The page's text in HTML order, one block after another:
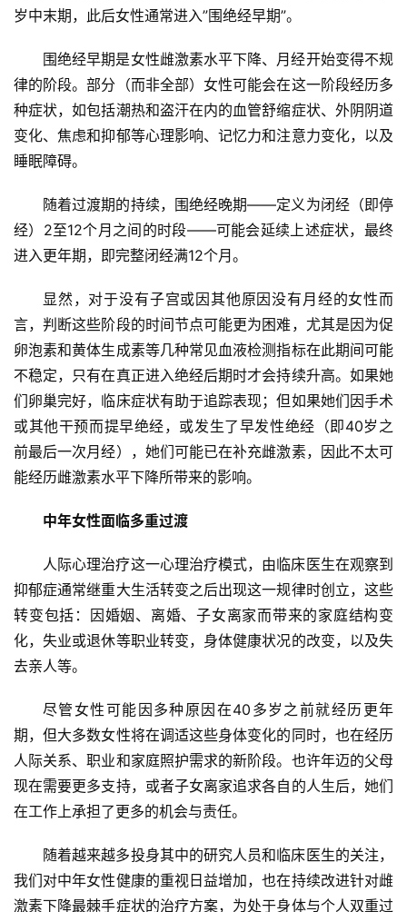
岁中末期，此后女性通常进入”围绝经早期”。
围绝经早期是女性雌激素水平下降、月经开始变得不规
律的阶段。部分（而非全部）女性可能会在这一阶段经历多
种症状，如包括潮热和盗汗在内的血管舒缩症状、外阴阴道
变化、焦虑和抑郁等心理影响、记忆力和注意力变化，以及
睡眠障碍。
随着过渡期的持续，围绝经晚期——定义为闭经（即停
经）2至12个月之间的时段——可能会延续上述症状，最终
进入更年期，即完整闭经满12个月。
显然，对于没有子宫或因其他原因没有月经的女性而
言，判断这些阶段的时间节点可能更为困难，尤其是因为促
卵泡素和黄体生成素等几种常见血液检测指标在此期间可能
不稳定，只有在真正进入绝经后期时才会持续升高。如果她
们卵巢完好，临床症状有助于追踪表现；但如果她们因手术
或其他干预而提早绝经，或发生了早发性绝经（即40岁之
前最后一次月经），她们可能已在补充雌激素，因此不太可
能经历雌激素水平下降所带来的影响。
中年女性面临多重过渡
人际心理治疗这一心理治疗模式，由临床医生在观察到
抑郁症通常继重大生活转变之后出现这一规律时创立，这些
转变包括：因婚姻、离婚、子女离家而带来的家庭结构变
化，失业或退休等职业转变，身体健康状况的改变，以及失
去亲人等。
尽管女性可能因多种原因在40多岁之前就经历更年
期，但大多数女性将在调适这些身体变化的同时，也在经历
人际关系、职业和家庭照护需求的新阶段。也许年迈的父母
现在需要更多支持，或者子女离家追求各自的人生后，她们
在工作上承担了更多的机会与责任。
随着越来越多投身其中的研究人员和临床医生的关注，
我们对中年女性健康的重视日益增加，也在持续改进针对雌
激素下降最棘手症状的治疗方案，为处于身体与个人双重过